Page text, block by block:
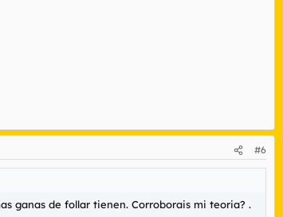
#6
ganas de follar tienen. Corroborais mi teoria? .